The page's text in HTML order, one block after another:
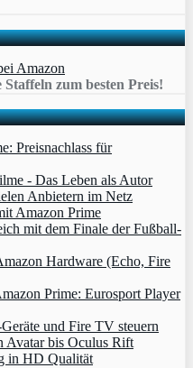
zum besten Preis!
Preisnachlass für
- Das Leben als Autor
Anbietern im Netz
Amazon Prime
mit dem Finale der Fußball-
Hardware (Echo, Fire
Prime: Eurosport Player
und Fire TV steuern
Avatar bis Oculus Rift
in HD Qualität